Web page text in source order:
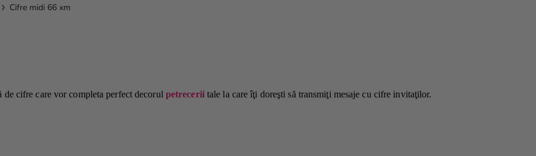
Cifre midi 66 xm
cifre care vor completa perfect decorul petreceriitale la care îţi doreşti să transmiţi mesaje cu cifre invitaţilor.